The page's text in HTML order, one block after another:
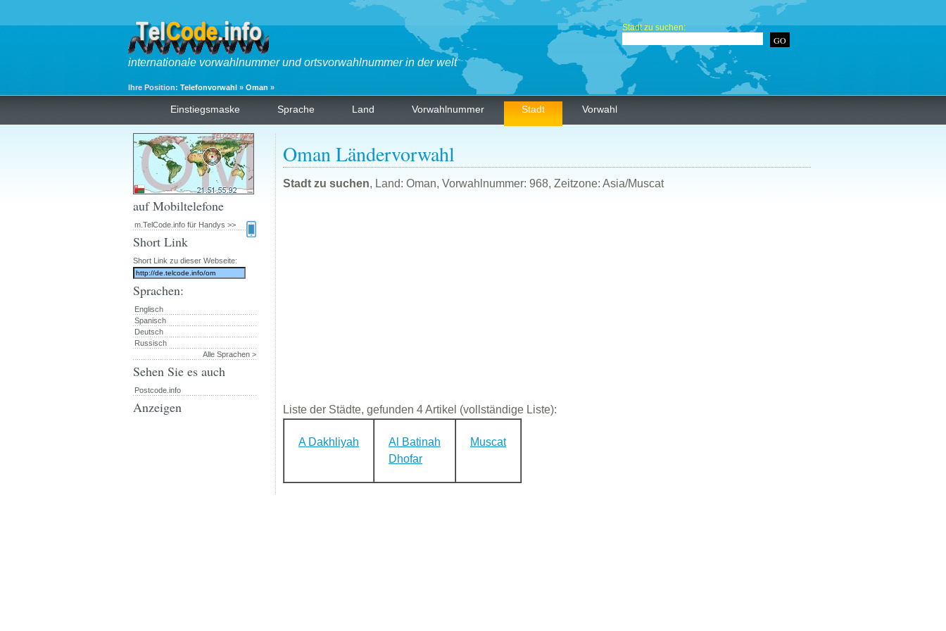
internationale vorwahlnummer und ortsvorwahlnummer in der welt
Ihre Position: Telefonvorwahl » Oman »
Stadt zu suchen:
Einstiegsmaske Sprache Land Vorwahlnummer Stadt Vorwahl
Oman Ländervorwahl
Stadt zu suchen, Land: Oman, Vorwahlnummer: 968, Zeitzone: Asia/Muscat
Liste der Städte, gefunden 4 Artikel (vollständige Liste):
A Dakhliyah
Al Batinah
Dhofar
Muscat
auf Mobiltelefone
m.TelCode.info für Handys >>
Short Link
Short Link zu dieser Webseite:
Sprachen:
Englisch
Spanisch
Deutsch
Russisch
Alle Sprachen >
Sehen Sie es auch
Postcode.info
Anzeigen